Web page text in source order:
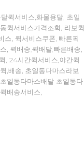
퀵서비스,화물용달, 초일
퀵서비스가격조회, 라보퀵
스, 퀵서비스쿠폰, 빠른픽
, 퀵배송,퀵배달,빠른배송,
, 24시간퀵서비스,야간퀵
,배송, 초일동다마스라보
일동다마스배달 초일동다
배송서비스,